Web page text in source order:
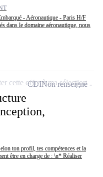
- Aéronautique - Paris H/F
dans le domaine aéronautique, nous
ton profil, tes compétences et la
être en charge de : \n* Réaliser
CDINon renseigné
cette offre à ma sélection